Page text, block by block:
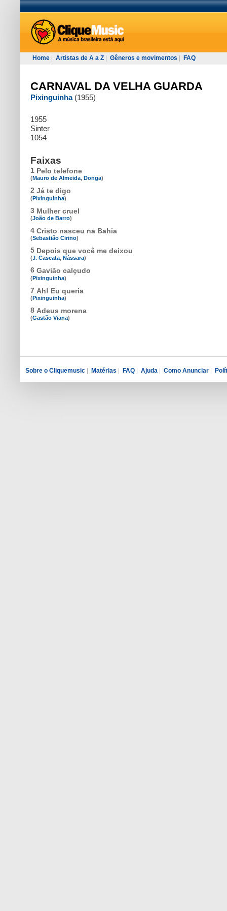
Home Artistas de A a Z Gêneros e movimentos FAQ
CARNAVAL DA VELHA GUARDA
Pixinguinha (1955)
1955
Sinter
1054
Faixas
1 Pelo telefone
(Mauro de Almeida, Donga)
2 Já te digo
(Pixinguinha)
3 Mulher cruel
(João de Barro)
4 Cristo nasceu na Bahia
(Sebastião Cirino)
5 Depois que você me deixou
(J. Cascata, Nássara)
6 Gavião calçudo
(Pixinguinha)
7 Ah! Eu queria
(Pixinguinha)
8 Adeus morena
(Gastão Viana)
Sobre o Cliquemusic Matérias FAQ Ajuda Como Anunciar